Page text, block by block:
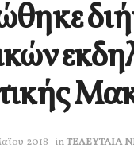
2018 inΤΕΛΕΥΤΑΙΑ